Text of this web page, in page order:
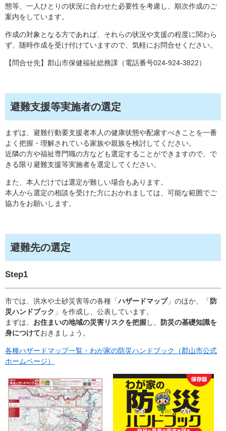
態等、一人ひとりの状況に合わせた必要性を考慮し、順次作成のご
案内をしています。
作成の対象となる方であれば、それらの状況や支援の程度に関わら
ず、随時作成を受け付けていますので、気軽にお問合せください。
【問合せ先】郡山市保健福祉総務課（電話番号024-924-3822）
避難支援等実施者の選定
まずは、避難行動要支援者本人の健康状態や配慮すべきことを一番
よく把握・理解されている家族や親族を検討してください。
近隣の方や福祉専門職の方なども選定することができますので、で
きる限り避難支援等実施者を選定してください。
また、本人だけでは選定が難しい場合もあります。
本人から選定の相談を受けた方におかれましては、可能な範囲でご
協力をお願いします。
避難先の選定
Step1
市では、洪水や土砂災害等の各種「ハザードマップ」のほか、「 防
災ハンドブック 」を作成し、公表しています。
まずは、 お住まいの地域の災害リスクを把握し、
防災の基礎知識を
身につけておきましょう。
各種ハザードマップ一覧・わが家の防災ハンドブック（郡山市公式
ホームページ）